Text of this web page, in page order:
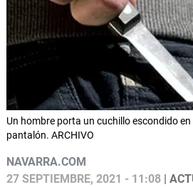
Un hombre porta un cuchillo escondido
pantalón. ARCHIVO
NAVARRA.COM
27 SEPTIEMBRE, 2021 - 11:08 |